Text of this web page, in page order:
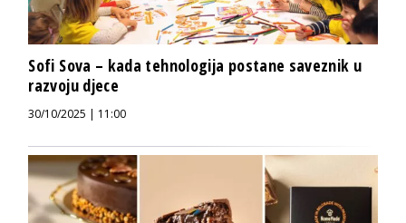
Sofi Sova – kada tehnologija postane saveznik u
razvoju djece
30/10/2025 | 11:00